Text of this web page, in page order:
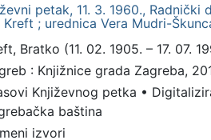
petak, 11. 3. 1960., Radnički
; urednica Vera Mudri-
Bratko (11. 02. 1905. – 17. 07.
: Knjižnice grada Zagreba,
Književnog petka •
baština
izvori